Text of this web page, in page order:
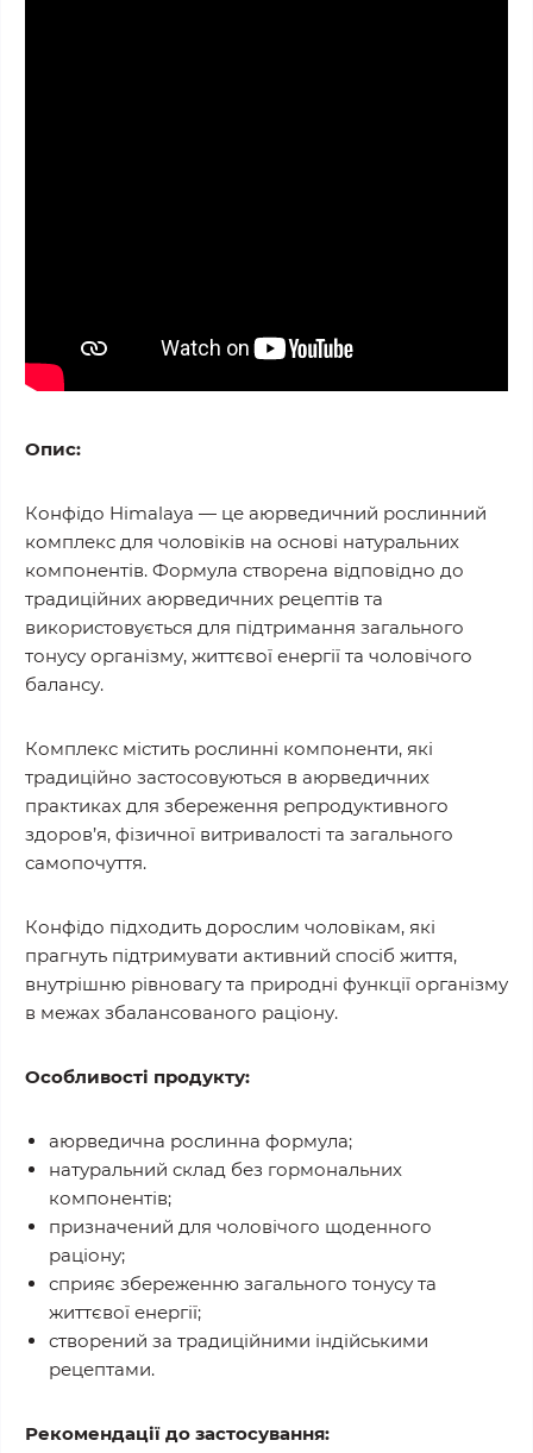
Опис:
Конфідо Himalaya — це аюрведичний рослинний
комплекс для чоловіків на основі натуральних
компонентів. Формула створена відповідно до
традиційних аюрведичних рецептів та
використовується для підтримання загального
тонусу організму, життєвої енергії та чоловічого
балансу.
Комплекс містить рослинні компоненти, які
традиційно застосовуються в аюрведичних
практиках для збереження репродуктивного
здоров’я, фізичної витривалості та загального
самопочуття.
Конфідо підходить дорослим чоловікам, які
прагнуть підтримувати активний спосіб життя,
внутрішню рівновагу та природні функції організму
в межах збалансованого раціону.
Особливості продукту:
аюрведична рослинна формула;
натуральний склад без гормональних
компонентів;
призначений для чоловічого щоденного
раціону;
сприяє збереженню загального тонусу та
життєвої енергії;
створений за традиційними індійськими
рецептами.
Рекомендації до застосування: